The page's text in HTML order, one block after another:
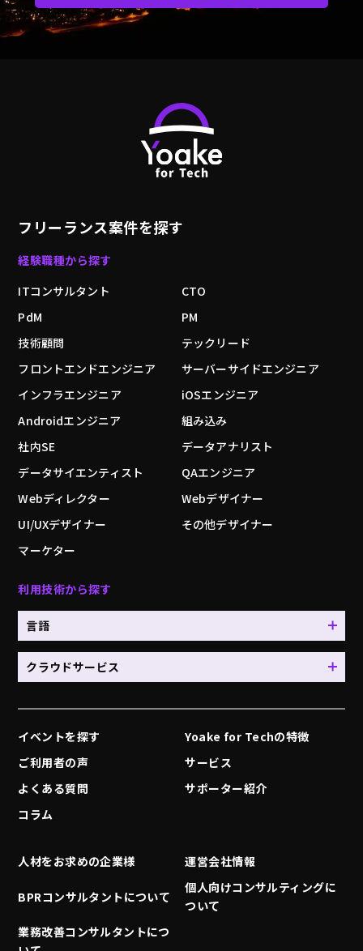
フリーランス案件を探す
経験職種から探す
ITコンサルタント
CTO
PdM
PM
技術顧問
テックリード
フロントエンドエンジニア
サーバーサイドエンジニア
インフラエンジニア
iOSエンジニア
Androidエンジニア
組み込み
社内SE
データアナリスト
データサイエンティスト
QAエンジニア
Webディレクター
Webデザイナー
UI/UXデザイナー
その他デザイナー
マーケター
利用技術から探す
言語
クラウドサービス
イベントを探す
Yoake for Techの特徴
ご利用者の声
サービス
よくある質問
サポーター紹介
コラム
人材をお求めの企業様 運営会社情報
BPRコンサルタントについて
個人向けコンサルティングに
ついて
業務改善コンサルタントにつ